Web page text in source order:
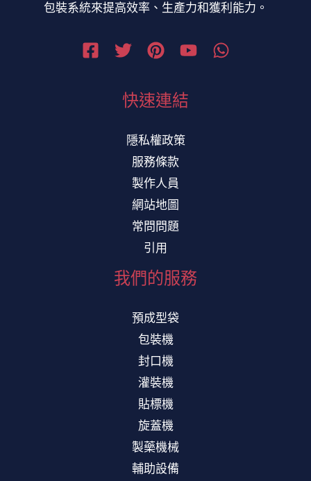
包裝系統來提高效率、生產力和獲利能力。
快速連結
隱私權政策
服務條款
製作人員
網站地圖
常問問題
引用
我們的服務
預成型袋
包裝機
封口機
灌裝機
貼標機
旋蓋機
製藥機械
輔助設備